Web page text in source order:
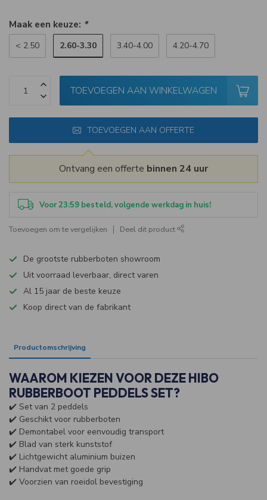
Maak een keuze: *
< 2.50 2.60-3.30 3.40-4.00 4.20-4.70
TOEVOEGEN AAN WINKELWAGEN
TOEVOEGEN AAN OFFERTE
Ontvang een offerte binnen 24 uur
Voor 23:59 besteld, volgende werkdag in huis!
Toevoegen om te vergelijken Deel dit product
De grootste rubberboten showroom
Uit voorraad leverbaar, direct varen
Al 15 jaar de beste keuze
Koop direct van de fabrikant
Productomschrijving
WAAROM KIEZEN VOOR DEZE HIBO
RUBBERBOOT PEDDELS SET?
✔️ Set van 2 peddels
✔️ Geschikt voor rubberboten
✔️ Demontabel voor eenvoudig transport
✔️ Blad van sterk kunststof
✔️ Lichtgewicht aluminium buizen
✔️ Handvat met goede grip
✔️ Voorzien van roeidol bevestiging